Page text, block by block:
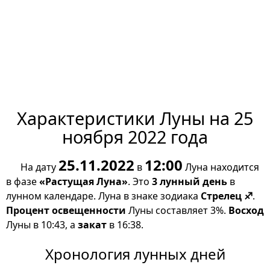
Характеристики Луны на 25
ноября 2022 года
На дату 25.11.2022 в 12:00 Луна находится
в фазе«Растущая Луна». Это 3 лунный день в
лунном календаре. Луна в знаке зодиака Стрелец ♐.
Процент освещенности Луны составляет 3%. Восход
Луны в 10:43, а закат в 16:38.
Хронология лунных дней